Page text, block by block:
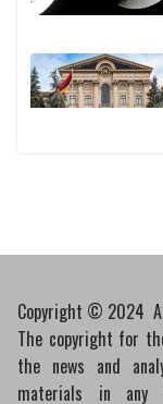
Copyright © 2024
The copyright for
the news and
materials in